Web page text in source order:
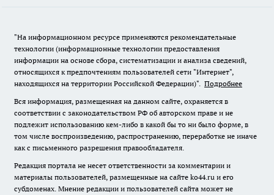
"На информационном ресурсе применяются рекомендательные
технологии (информационные технологии предоставления
информации на основе сбора, систематизации и анализа сведений,
относящихся к предпочтениям пользователей сети "Интернет",
находящихся на территории Российской Федерации)". Подробнее
Вся информация, размещенная на данном сайте, охраняется в
соответствии с законодательством РФ об авторском праве и не
подлежит использованию кем-либо в какой бы то ни было форме, в
том числе воспроизведению, распространению, переработке не иначе
как с письменного разрешения правообладателя.
Редакция портала не несет ответственности за комментарии и
материалы пользователей, размещенные на сайте ko44.ru и его
субдоменах. Мнение редакции и пользователей сайта может не